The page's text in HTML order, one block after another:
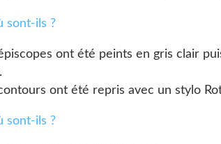
ont été peints en gris clair
ont été repris avec un stylo